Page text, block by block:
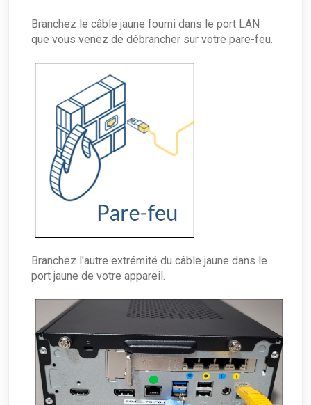
Branchez le câble jaune fourni dans le port LAN
que vous venez de débrancher sur votre pare-feu.
Branchez l'autre extrémité du câble jaune dans le
port jaune de votre appareil.